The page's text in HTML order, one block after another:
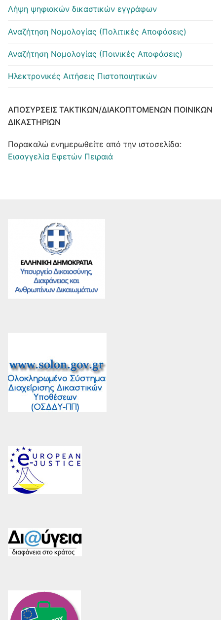
Λήψη ψηφιακών δικαστικών εγγράφων
Αναζήτηση Νομολογίας (Πολιτικές Αποφάσεις)
Αναζήτηση Νομολογίας (Ποινικές Αποφάσεις)
Ηλεκτρονικές Αιτήσεις Πιστοποιητικών
ΑΠΟΣΎΡΣΕΙΣ ΤΑΚΤΙΚΏΝ/ΔΙΑΚΟΠΤΌΜΕΝΩΝ ΠΟΙΝΙΚΏΝ
ΔΙΚΑΣΤΗΡΊΩΝ
Παρακαλώ ενημερωθείτε από την ιστοσελίδα:
Εισαγγελία Εφετών Πειραιά